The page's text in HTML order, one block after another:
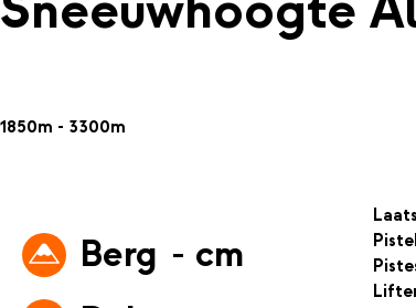
1850m - 3300m
Berg - cm